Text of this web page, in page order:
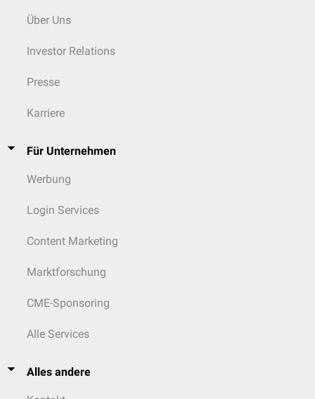
Über Uns
Investor Relations
Presse
Karriere
Für Unternehmen
Werbung
Login Services
Content Marketing
Marktforschung
CME-Sponsoring
Alle Services
Alles andere